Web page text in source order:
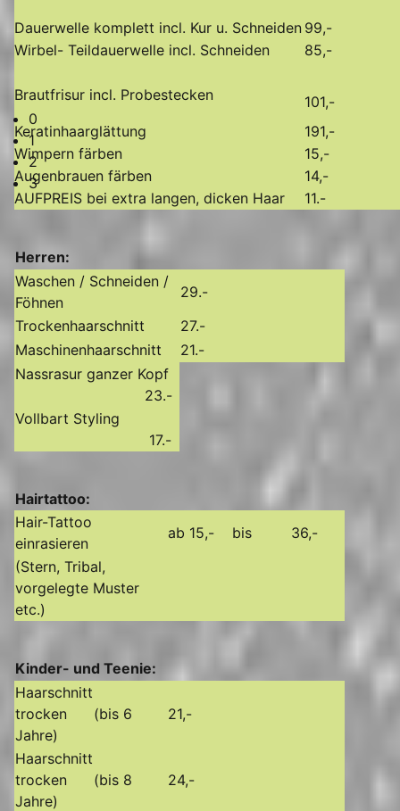
0
1
2
3
Dauerwelle komplett incl. Kur u. Schneiden 99,-
Wirbel- Teildauerwelle incl. Schneiden
85,-
Brautfrisur incl. Probestecken
101,-
Keratinhaarglättung
191,-
Wimpern färben
15,-
Augenbrauen färben
14,-
AUFPREIS bei extra langen, dicken Haar
11.-
Herren:
Waschen / Schneiden /
Föhnen
29.-
Trockenhaarschnitt
27.-
Maschinenhaarschnitt
21.-
Nassrasur ganzer Kopf
23.-
Vollbart Styling
17.-
Hairtattoo:
Hair-Tattoo
einrasieren
ab 15,- bis
36,-
(Stern, Tribal,
vorgelegte Muster
etc.)
Kinder- und Teenie:
Haarschnitt
trocken (bis 6
Jahre)
21,-
Haarschnitt
trocken (bis 8
Jahre)
24,-